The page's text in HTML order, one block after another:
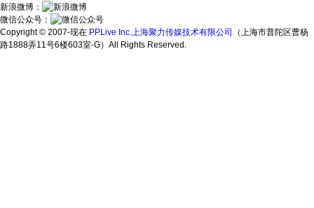
新浪微博：
微信公众号：
Copyright © 2007-现在 PPLive Inc.上海聚力传媒技术有限公司
（上海市普陀区曹杨
路1888弄11号6楼603室-G）All Rights Reserved.